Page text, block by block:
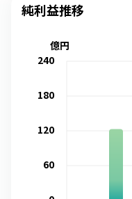
純利益推移
60
120
180
240
億円